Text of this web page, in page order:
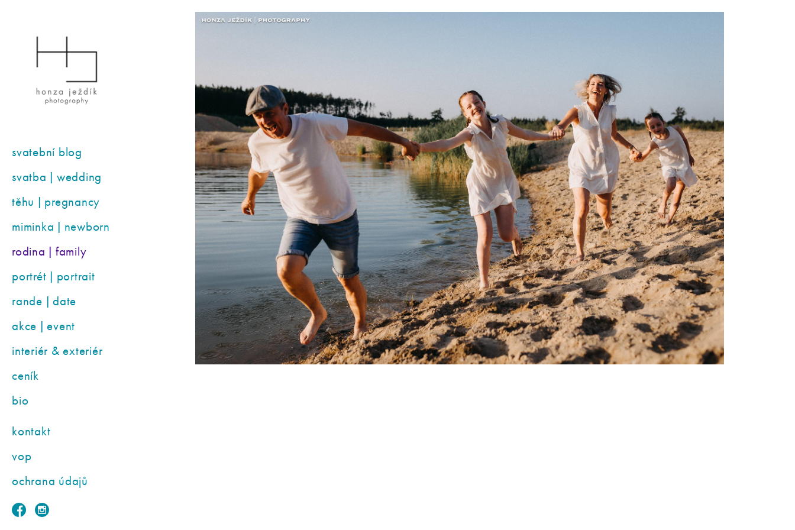
svatební blog
svatba | wedding
těhu | pregnancy
miminka | newborn
rodina | family
portrét | portrait
rande | date
akce | event
interiér & exteriér
ceník
bio
kontakt
vop
ochrana údajů